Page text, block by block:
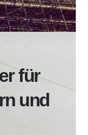
für
und